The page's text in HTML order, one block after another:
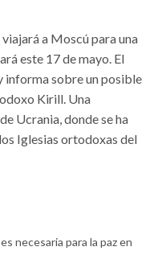
a Moscú para una
este 17 de mayo. El
informa sobre un posible
Kirill. Una
Ucrania, donde se ha
Iglesias ortodoxas del
necesaria para la paz en